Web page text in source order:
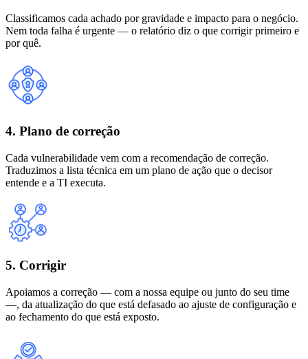
Classificamos cada achado por gravidade e impacto para o negócio.
Nem toda falha é urgente — o relatório diz o que corrigir primeiro e
por quê.
4. Plano de correção
Cada vulnerabilidade vem com a recomendação de correção.
Traduzimos a lista técnica em um plano de ação que o decisor
entende e a TI executa.
5. Corrigir
Apoiamos a correção — com a nossa equipe ou junto do seu time
—, da atualização do que está defasado ao ajuste de configuração e
ao fechamento do que está exposto.